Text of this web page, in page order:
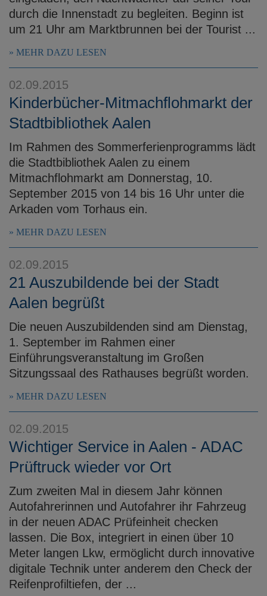
durch die Innenstadt zu begleiten. Beginn ist
um 21 Uhr am Marktbrunnen bei der Tourist ...
MEHR DAZU LESEN
02.09.2015
Kinderbücher-Mitmachflohmarkt der
Stadtbibliothek Aalen
Im Rahmen des Sommerferienprogramms lädt
die Stadtbibliothek Aalen zu einem
Mitmachflohmarkt am Donnerstag, 10.
September 2015 von 14 bis 16 Uhr unter die
Arkaden vom Torhaus ein.
MEHR DAZU LESEN
02.09.2015
21 Auszubildende bei der Stadt
Aalen begrüßt
Die neuen Auszubildenden sind am Dienstag,
1. September im Rahmen einer
Einführungsveranstaltung im Großen
Sitzungssaal des Rathauses begrüßt worden.
MEHR DAZU LESEN
02.09.2015
Wichtiger Service in Aalen - ADAC
Prüftruck wieder vor Ort
Zum zweiten Mal in diesem Jahr können
Autofahrerinnen und Autofahrer ihr Fahrzeug
in der neuen ADAC Prüfeinheit checken
lassen. Die Box, integriert in einen über 10
Meter langen Lkw, ermöglicht durch innovative
digitale Technik unter anderem den Check der
Reifenprofiltiefen, der ...